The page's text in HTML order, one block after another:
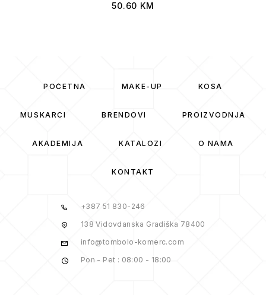
50.60 KM
POČETNA MAKE-UP KOSA
MUSKARCI BRENDOVI PROIZVODNJA
AKADEMIJA KATALOZI O NAMA
KONTAKT
+387 51 830-246
138 Vidovdanska Gradiška 78400
info@tombolo-komerc.com
Pon - Pet : 08:00 - 18:00